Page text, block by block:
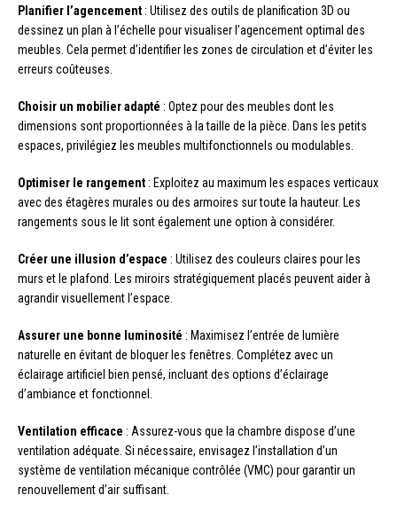
Planifier l’agencement : Utilisez des outils de planification 3D ou
dessinez un plan à l’échelle pour visualiser l’agencement optimal des
meubles. Cela permet d’identifier les zones de circulation et d’éviter les
erreurs coûteuses.
Choisir un mobilier adapté : Optez pour des meubles dont les
dimensions sont proportionnées à la taille de la pièce. Dans les petits
espaces, privilégiez les meubles multifonctionnels ou modulables.
Optimiser le rangement : Exploitez au maximum les espaces verticaux
avec des étagères murales ou des armoires sur toute la hauteur. Les
rangements sous le lit sont également une option à considérer.
Créer une illusion d’espace : Utilisez des couleurs claires pour les
murs et le plafond. Les miroirs stratégiquement placés peuvent aider à
agrandir visuellement l’espace.
Assurer une bonne luminosité : Maximisez l’entrée de lumière
naturelle en évitant de bloquer les fenêtres. Complétez avec un
éclairage artificiel bien pensé, incluant des options d’éclairage
d’ambiance et fonctionnel.
Ventilation efficace : Assurez-vous que la chambre dispose d’une
ventilation adéquate. Si nécessaire, envisagez l’installation d’un
système de ventilation mécanique contrôlée (VMC) pour garantir un
renouvellement d’air suffisant.